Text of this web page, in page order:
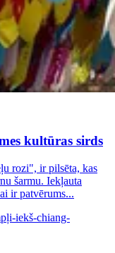
kultūras sirds
rozi", ir pilsēta, kas
šarmu. Iekļauta
ir patvērums...
iekš-chiang-